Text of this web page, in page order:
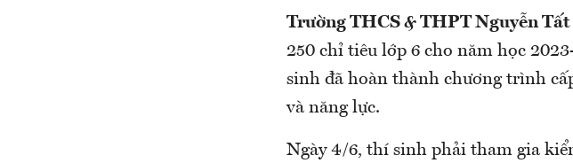
Trường THCS & THPT Nguyễn
250 chỉ tiêu lớp 6 cho năm học
sinh đã hoàn thành chương trình
và năng lực.
Ngày 4/6, thí sinh phải tham gia